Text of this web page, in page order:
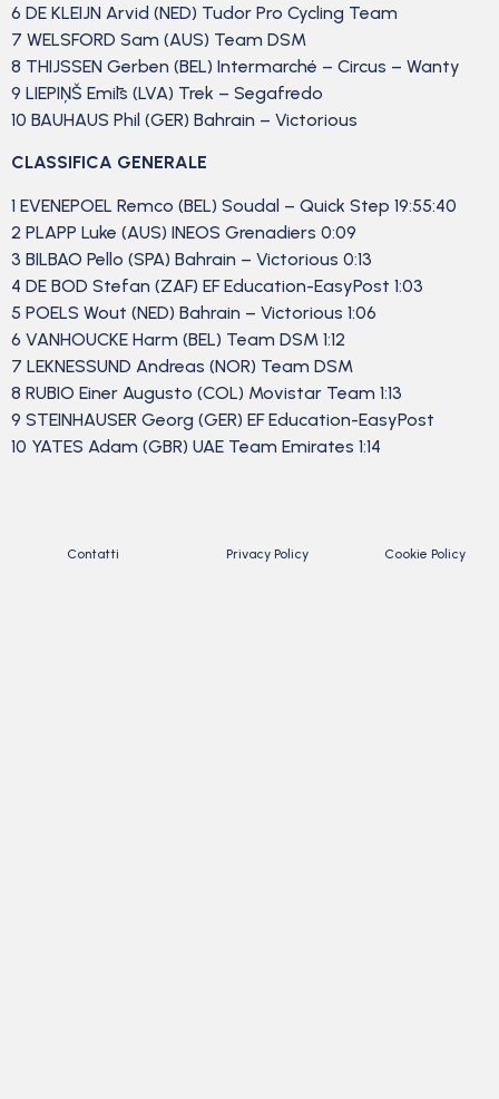
6 DE KLEIJN Arvid (NED) Tudor Pro Cycling Team
7 WELSFORD Sam (AUS) Team DSM
8 THIJSSEN Gerben (BEL) Intermarché – Circus – Wanty
9 LIEPIŅŠ Emīls (LVA) Trek – Segafredo
10 BAUHAUS Phil (GER) Bahrain – Victorious
CLASSIFICA GENERALE
1 EVENEPOEL Remco (BEL) Soudal – Quick Step 19:55:40
2 PLAPP Luke (AUS) INEOS Grenadiers 0:09
3 BILBAO Pello (SPA) Bahrain – Victorious 0:13
4 DE BOD Stefan (ZAF) EF Education-EasyPost 1:03
5 POELS Wout (NED) Bahrain – Victorious 1:06
6 VANHOUCKE Harm (BEL) Team DSM 1:12
7 LEKNESSUND Andreas (NOR) Team DSM
8 RUBIO Einer Augusto (COL) Movistar Team 1:13
9 STEINHAUSER Georg (GER) EF Education-EasyPost
10 YATES Adam (GBR) UAE Team Emirates 1:14
Contatti Privacy Policy Cookie Policy